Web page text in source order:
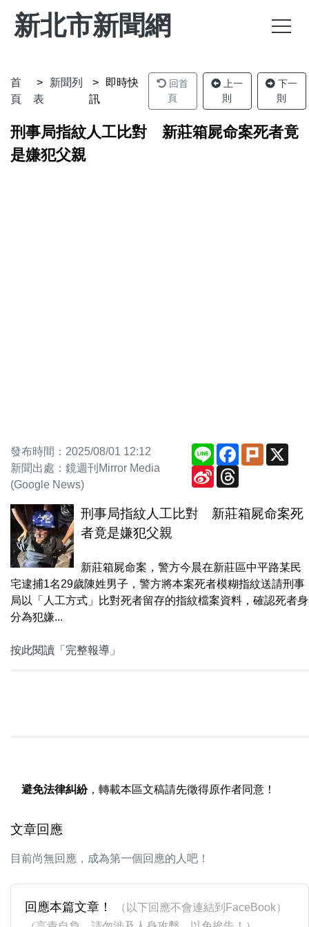
新北市新聞網
首
頁
新聞列
表
即時快
訊
回首
頁
上一
則
下一
則
刑事局指紋人工比對 新莊箱屍命案死者竟
是嫌犯父親
發布時間：2025/08/01 12:12
新聞出處：鏡週刊Mirror Media
(Google News)
Line Facebook
Plurk
Sina
Weibo
刑事局指紋人工比對 新莊箱屍命案死
者竟是嫌犯父親
新莊箱屍命案，警方今晨在新莊區中平路某民
宅逮捕1名29歲陳姓男子，警方將本案死者模糊指紋送請刑事
局以「人工方式」比對死者留存的指紋檔案資料，確認死者身
分為犯嫌...
按此閱讀「完整報導」
避免法律糾紛，轉載本區文稿請先徵得原作者同意！
文章回應
目前尚無回應，成為第一個回應的人吧！
回應本篇文章！
（以下回應不會連結到FaceBook）